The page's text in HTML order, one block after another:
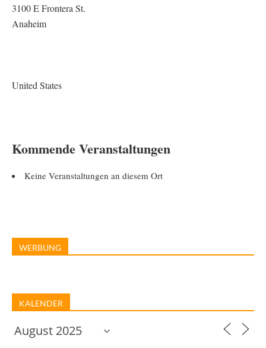
3100 E Frontera St.
Anaheim
United States
Kommende Veranstaltungen
Keine Veranstaltungen an diesem Ort
WERBUNG
KALENDER